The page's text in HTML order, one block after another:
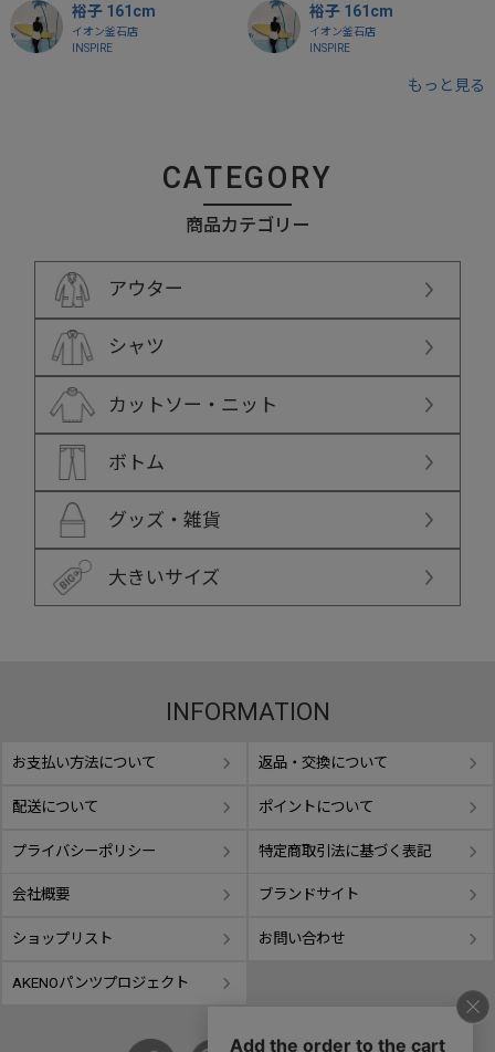
裕子 161cm
イオン釜石店
INSPIRE
裕子 161cm
イオン釜石店
INSPIRE
もっと見る
CATEGORY
商品カテゴリー
アウター
シャツ
カットソー・ニット
ボトム
グッズ・雑貨
大きいサイズ
INFORMATION
お支払い方法について 返品・交換について
配送について ポイントについて
プライバシーポリシー 特定商取引法に基づく表記
会社概要 ブランドサイト
ショップリスト お問い合わせ
AKENOパンツプロジェクト